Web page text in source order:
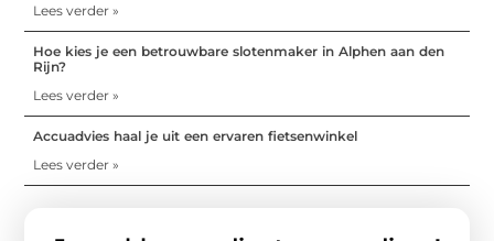
Lees verder »
Hoe kies je een betrouwbare slotenmaker in Alphen aan den
Rijn?
Lees verder »
Accuadvies haal je uit een ervaren fietsenwinkel
Lees verder »